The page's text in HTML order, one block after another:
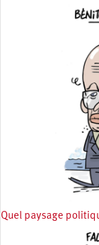
Quel paysage